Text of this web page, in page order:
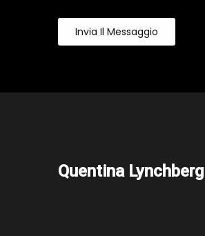
Invia Il Messaggio
Quentina Lynchberg